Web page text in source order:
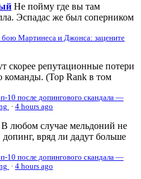
Не пойму где вы там
Эспадас же был соперником
Мартинеса и Джонса: зацените
скорее репутационные потери
команды. (Top Rank в том
10 после допингового скандала —
· 4 hours ago
любом случае мельдоний не
допинг, вряд ли дадут больше
10 после допингового скандала —
· 4 hours ago